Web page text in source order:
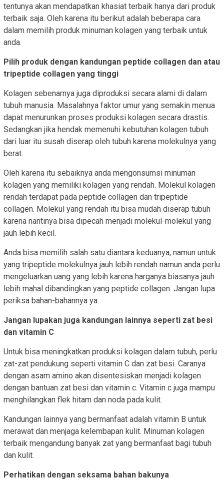
tentunya akan mendapatkan khasiat terbaik hanya dari produk
terbaik saja. Oleh karena itu berikut adalah beberapa cara
dalam memilih produk minuman kolagen yang terbaik untuk
anda.
Pilih produk dengan kandungan peptide collagen dan atau
tripeptide collagen yang tinggi
Kolagen sebenarnya juga diproduksi secara alami di dalam
tubuh manusia. Masalahnya faktor umur yang semakin menua
dapat menurunkan proses produksi kolagen secara drastis.
Sedangkan jika hendak memenuhi kebutuhan kolagen tubuh
dari luar itu susah diserap oleh tubuh karena molekulnya yang
berat.
Oleh karena itu sebaiknya anda mengonsumsi minuman
kolagen yang memiliki kolagen yang rendah. Molekul kolagen
rendah terdapat pada peptide collagen dan tripeptide
collagen. Molekul yang rendah itu bisa mudah diserap tubuh
karena nantinya bisa dipecah menjadi molekul-molekul yang
jauh lebih kecil.
Anda bisa memilih salah satu diantara keduanya, namun untuk
yang tripeptide molekulnya jauh lebih rendah namun anda perlu
mengeluarkan uang yang lebih karena harganya biasanya jauh
lebih mahal dibandingkan yang peptide collagen. Jangan lupa
periksa bahan-bahannya ya.
Jangan lupakan juga kandungan lainnya seperti zat besi
dan vitamin C
Untuk bisa meningkatkan produksi kolagen dalam tubuh, perlu
zat-zat pendukung seperti vitamin C dan zat besi. Caranya
dengan asam amino akan disentesiskan menjadi kolagen
dengan bantuan zat besi dan vitamin c. Vitamin c juga mampu
menghilangkan flek hitam dan noda pada kulit.
Kandungan lainnya yang bermanfaat adalah vitamin B untuk
merawat dan menjaga kelembapan kulit. Minuman kolagen
terbaik mengandung banyak zat yang bermanfaat bagi tubuh
dan kulit.
Perhatikan dengan seksama bahan bakunya